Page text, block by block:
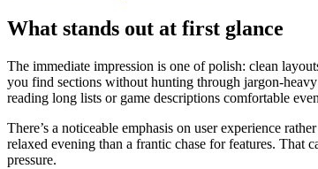
What stands out at first glance
The immediate impression is one of polish: clean
you find sections without hunting through jargon-
reading long lists or game descriptions comfortable
There’s a noticeable emphasis on user experience
relaxed evening than a frantic chase for features. That
pressure.